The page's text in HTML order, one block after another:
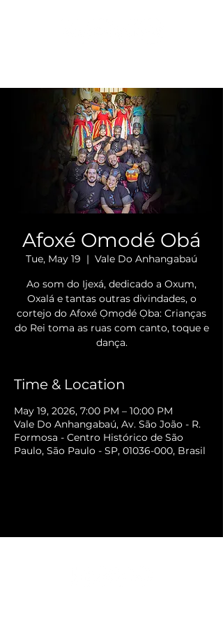
Afoxé Omodé Obá
Tue, May 19
  |
Vale Do Anhangabaú
Ao som do Ijexá, dedicado a Oxum,
Oxalá e tantas outras divindades, o
cortejo do Afoxé Ọmọdé Ọba: Crianças
do Rei toma as ruas com canto, toque e
dança.
Time & Location
May 19, 2026, 7:00 PM – 10:00 PM
Vale Do Anhangabaú, Av. São João - R.
Formosa - Centro Histórico de São
Paulo, São Paulo - SP, 01036-000, Brasil